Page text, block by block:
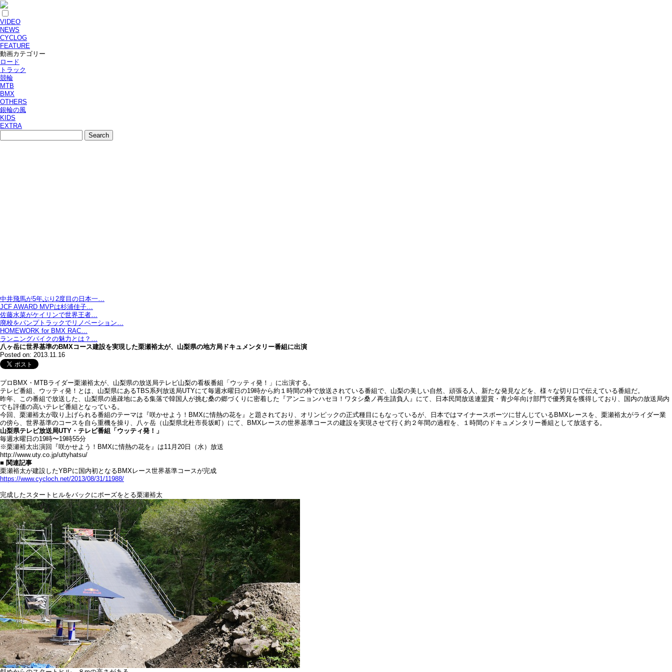
VIDEO
NEWS
CYCLOG
FEATURE
動画カテゴリー
ロード
トラック
競輪
MTB
BMX
OTHERS
銀輪の風
KIDS
EXTRA
中井飛馬が5年ぶり2度目の日本一…
JCF AWARD MVPは杉浦佳子…
佐藤水菜がケイリンで世界王者…
廃校をパンプトラックでリノベーション…
HOMEWORK for BMX RAC…
ランニングバイクの魅力とは？…
八ヶ岳に世界基準のBMXコース建設を実現した栗瀬裕太が、山梨県の地方局ドキュメンタリー番組に出演
Posted on: 2013.11.16
プロBMX・MTBライダー栗瀬裕太が、山梨県の放送局テレビ山梨の看板番組「ウッティ発！」に出演する。
テレビ番組、ウッティ発！とは、山梨県にあるTBS系列放送局UTYにて毎週水曜日の19時から約１時間の枠で放送されている番組で、山梨の美しい自然、頑張る人、新たな発見などを、様々な切り口で伝えている番組だ。
昨年、この番組で放送した、山梨県の過疎地にある集落で韓国人が挑む桑の郷づくりに密着した『アンニョンハセヨ！ワタシ桑ノ再生請負人』にて、日本民間放送連盟賞・青少年向け部門で優秀賞を獲得しており、国内の放送局内
でも評価の高いテレビ番組となっている。
今回、栗瀬裕太が取り上げられる番組のテーマは『咲かせよう！BMXに情熱の花を』と題されており、オリンピックの正式種目にもなっているが、日本ではマイナースポーツに甘んじているBMXレースを、栗瀬裕太がライダー業
の傍ら、世界基準のコースを自ら重機を操り、八ヶ岳（山梨県北杜市長坂町）にて、BMXレースの世界基準コースの建設を実現させて行く約２年間の過程を、１時間のドキュメンタリー番組として放送する。
山梨県テレビ放送局UTY・テレビ番組「ウッティ発！」
毎週水曜日の19時〜19時55分
※栗瀬裕太出演回『咲かせよう！BMXに情熱の花を』は11月20日（水）放送
http://www.uty.co.jp/uttyhatsu/
■ 関連記事
栗瀬裕太が建設したYBPに国内初となるBMXレース世界基準コースが完成
https://www.cycloch.net/2013/08/31/11988/
完成したスタートヒルをバックにポーズをとる栗瀬裕太